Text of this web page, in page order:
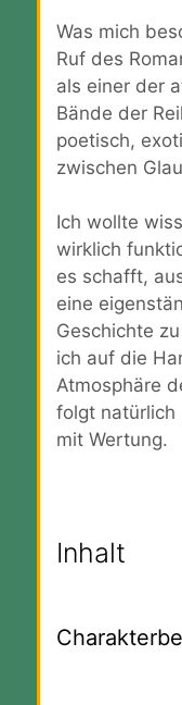
Was mich
Ruf des
als einer der
Bände der
poetisch,
zwischen
Ich wollte
wirklich
es schafft,
eine
Geschichte
ich auf die
Atmosphäre
folgt natürlich
mit Wertung.
Inhalt